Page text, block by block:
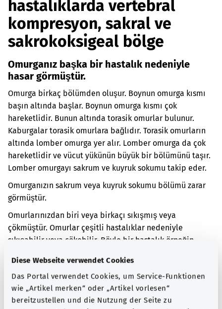
Diese Webseite verwendet Cookies
Das Portal verwendet Cookies, um Service-Funktionen
wie „Artikel merken“ oder „Artikel vorlesen“
bereitzustellen und die Nutzung der Seite zu
hastalıklarda vertebral
kompresyon, sakral ve
sakrokoksigeal bölge
Omurganız başka bir hastalık nedeniyle
hasar görmüştür.
Omurga birkaç bölümden oluşur. Boynun omurga kısmı
başın altında başlar. Boynun omurga kısmı çok
hareketlidir. Bunun altında torasik omurlar bulunur.
Kaburgalar torasik omurlara bağlıdır. Torasik omurların
altında lomber omurga yer alır. Lomber omurga da çok
hareketlidir ve vücut yükünün büyük bir bölümünü taşır.
Lomber omurgayı sakrum ve kuyruk sokumu takip eder.
Omurganızın sakrum veya kuyruk sokumu bölümü zarar
görmüştür.
Omurlarınızdan biri veya birkaçı sıkışmış veya
çökmüştür. Omurlar çeşitli hastalıklar nedeniyle
sıkışabilir veya çökebilir. Böyle bir hastalık örneğin
oluşur. Bir tümör hastalığında hücreler normalden daha
fazla çoğalır. Bunun sonucunda yeni bir doku ortaya
çıkar. Bir tümör iyi huylu veya kötü huylu olabilir.